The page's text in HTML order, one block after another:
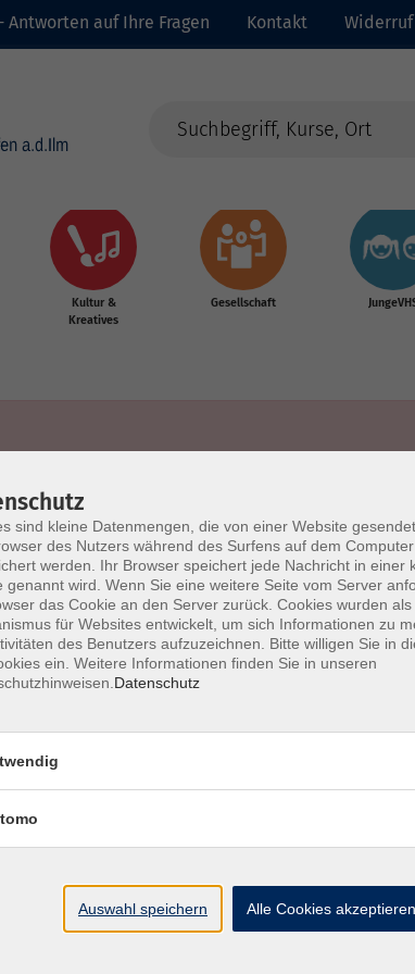
Antworten auf Ihre Fragen Kontakt
Kultur &
Kreatives
Gesellschaft
Geschäftsbedingungen AGB
vhs
Tel: 08441 27
Tel: 08441 27
sind kleine Datenmengen, die von einer Website
des Nutzers während des Surfens auf dem
werden. Ihr Browser speichert jede Nachricht in einer
genannt wird. Wenn Sie eine weitere Seite vom Server
das Cookie an den Server zurück. Cookies wurden
für Websites entwickelt, um sich Informationen zu
des Benutzers aufzuzeichnen. Bitte willigen Sie in
ein. Weitere Informationen finden Sie in unseren
Datenschutz
Auswahl speichern Alle Cookies